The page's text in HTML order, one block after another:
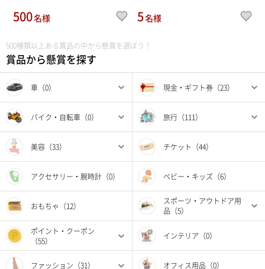
500種類以上ある賞品の中から懸賞を選ぼう！
賞品から懸賞を探す
車（0） 現金・ギフト券（23）
バイク・自転車（0） 旅行（111）
美容（33） チケット（44）
アクセサリー・腕時計（0） ベビー・キッズ（6）
おもちゃ（12）
スポーツ・アウトドア用
品（5）
ポイント・クーポン
（55）
インテリア（0）
ファッション（31） オフィス用品（0）
500名様 5名様